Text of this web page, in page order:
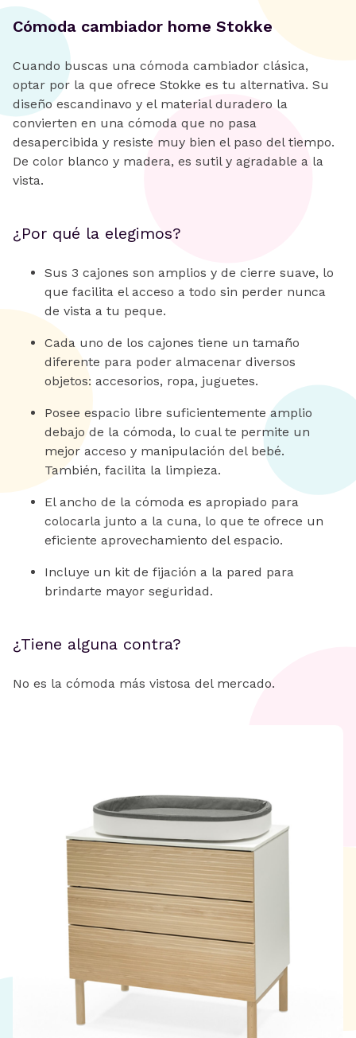
Cómoda cambiador home Stokke
Cuando buscas una cómoda cambiador clásica,
optar por la que ofrece Stokke es tu alternativa. Su
diseño escandinavo y el material duradero la
convierten en una cómoda que no pasa
desapercibida y resiste muy bien el paso del tiempo.
De color blanco y madera, es sutil y agradable a la
vista.
¿Por qué la elegimos?
Sus 3 cajones son amplios y de cierre suave, lo
que facilita el acceso a todo sin perder nunca
de vista a tu peque.
Cada uno de los cajones tiene un tamaño
diferente para poder almacenar diversos
objetos: accesorios, ropa, juguetes.
Posee espacio libre suficientemente amplio
debajo de la cómoda, lo cual te permite un
mejor acceso y manipulación del bebé.
También, facilita la limpieza.
El ancho de la cómoda es apropiado para
colocarla junto a la cuna, lo que te ofrece un
eficiente aprovechamiento del espacio.
Incluye un kit de fijación a la pared para
brindarte mayor seguridad.
¿Tiene alguna contra?
No es la cómoda más vistosa del mercado.